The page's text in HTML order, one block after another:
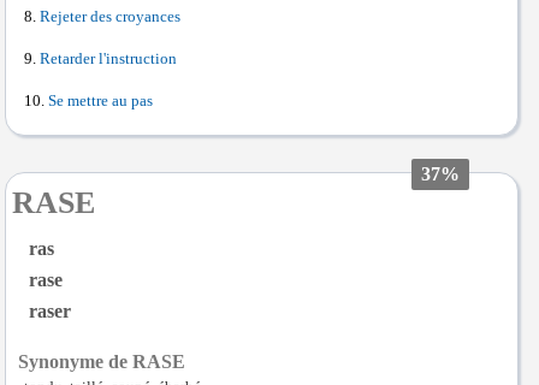
Rejeter des croyances
Retarder l'instruction
Se mettre au pas
37%
RASE
ras
rase
raser
Synonyme de RASE